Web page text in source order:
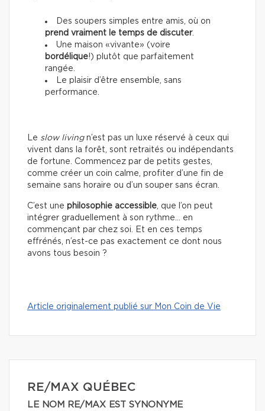
Des soupers simples entre amis, où on
prend vraiment le temps de discuter.
Une maison «vivante» (voire
bordélique!) plutôt que parfaitement
rangée.
Le plaisir d’être ensemble, sans
performance.
Le slow livingn’est pas un luxe réservé à ceux qui
vivent dans la forêt, sont retraités ou indépendants
de fortune. Commencez par de petits gestes,
comme créer un coin calme, profiter d’une fin de
semaine sans horaire ou d’un souper sans écran.
C’est une philosophie accessible, que l’on peut
intégrer graduellement à son rythme… en
commençant par chez soi. Et en ces temps
effrénés, n’est-ce pas exactement ce dont nous
avons tous besoin ?
Article originalement publié sur Mon Coin de Vie
RE/MAX QUÉBEC
LE NOM RE/MAX EST SYNONYME